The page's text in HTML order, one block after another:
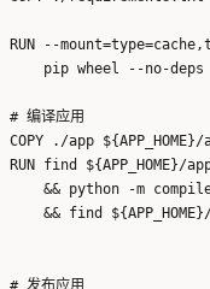
RUN --
pip wheel --no-
# 编译应用
COPY ./app ${APP_HOME}/
RUN find
&& python -m
&& find